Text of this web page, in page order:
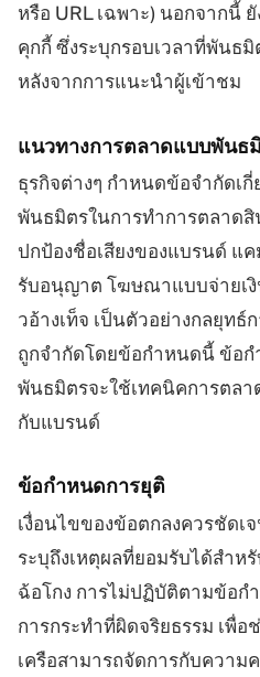
หรือ URL เฉพาะ) นอกจากนี้
คุกกี้ ซึ่งระบุกรอบเวลาที่พันธ
หลังจากการแนะนำผู้เข้าชม
แนวทางการตลาดแบบพันธ
ธุรกิจต่างๆ กำหนดข้อจำกัดเ
พันธมิตรในการทำการตลาด
ปกป้องชื่อเสียงของแบรนด์ แ
รับอนุญาต โฆษณาแบบจ่ายเงิ
วอ้างเท็จ เป็นตัวอย่างกลยุทธ์
ถูกจำกัดโดยข้อกำหนดนี้ ข้อ
พันธมิตรจะใช้เทคนิคการตล
กับแบรนด์
ข้อกำหนดการยุติ
เงื่อนไขของข้อตกลงควรชัดเ
ระบุถึงเหตุผลที่ยอมรับได้สำห
ฉ้อโกง การไม่ปฏิบัติตามข้อก
การกระทำที่ผิดจริยธรรม เพื่
เครือสามารถจัดการกับความ